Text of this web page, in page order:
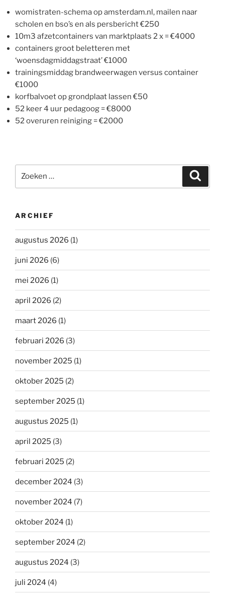
womistraten-schema op amsterdam.nl, mailen naar
scholen en bso’s en als persbericht €250
10m3 afzetcontainers van marktplaats 2 x = €4000
containers groot beletteren met
‘woensdagmiddagstraat’ €1000
trainingsmiddag brandweerwagen versus container
€1000
korfbalvoet op grondplaat lassen €50
52 keer 4 uur pedagoog = €8000
52 overuren reiniging = €2000
naar:
ARCHIEF
augustus 2026 (1)
juni 2026 (6)
mei 2026 (1)
april 2026 (2)
maart 2026 (1)
februari 2026 (3)
november 2025 (1)
oktober 2025 (2)
september 2025 (1)
augustus 2025 (1)
april 2025 (3)
februari 2025 (2)
december 2024 (3)
november 2024 (7)
oktober 2024 (1)
september 2024 (2)
augustus 2024 (3)
juli 2024 (4)